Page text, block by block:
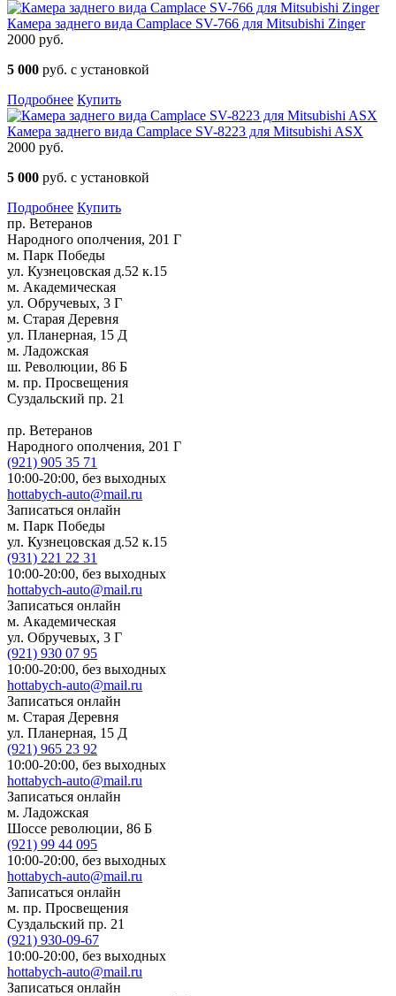
Камера заднего вида Camplace SV-766 для Mitsubishi Zinger
2000 руб.
5 000 руб. с установкой
Подробнее Купить
Камера заднего вида Camplace SV-8223 для Mitsubishi ASX
2000 руб.
5 000 руб. с установкой
Подробнее Купить
пр. Ветеранов
Народного ополчения, 201 Г
м. Парк Победы
ул. Кузнецовская д.52 к.15
м. Академическая
ул. Обручевых, 3 Г
м. Старая Деревня
ул. Планерная, 15 Д
м. Ладожская
ш. Революции, 86 Б
м. пр. Просвещения
Суздальский пр. 21
пр. Ветеранов
Народного ополчения, 201 Г
(921) 905 35 71
10:00-20:00, без выходных
hottabych-auto@mail.ru
Записаться онлайн
м. Парк Победы
ул. Кузнецовская д.52 к.15
(931) 221 22 31
10:00-20:00, без выходных
hottabych-auto@mail.ru
Записаться онлайн
м. Академическая
ул. Обручевых, 3 Г
(921) 930 07 95
10:00-20:00, без выходных
hottabych-auto@mail.ru
Записаться онлайн
м. Старая Деревня
ул. Планерная, 15 Д
(921) 965 23 92
10:00-20:00, без выходных
hottabych-auto@mail.ru
Записаться онлайн
м. Ладожская
Шоссе революции, 86 Б
(921) 99 44 095
10:00-20:00, без выходных
hottabych-auto@mail.ru
Записаться онлайн
м. пр. Просвещения
Суздальский пр. 21
(921) 930-09-67
10:00-20:00, без выходных
hottabych-auto@mail.ru
Записаться онлайн